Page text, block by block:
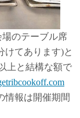
のテーブル席
けてあります)と
上と結構な額で
情報は開催期間